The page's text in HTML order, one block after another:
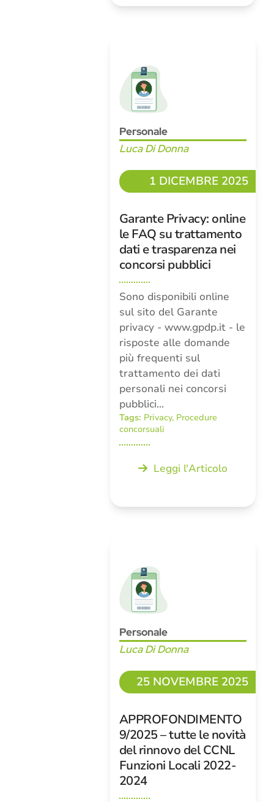
Personale
Luca Di Donna
1 DICEMBRE 2025
Garante Privacy: online
le FAQ su trattamento
dati e trasparenza nei
concorsi pubblici
Sono disponibili online
sul sito del Garante
privacy - www.gpdp.it - le
risposte alle domande
più frequenti sul
trattamento dei dati
personali nei concorsi
pubblici…
Tags: Privacy, Procedure
concorsuali
Leggi l'Articolo
Personale
Luca Di Donna
25 NOVEMBRE 2025
APPROFONDIMENTO
9/2025 – tutte le novità
del rinnovo del CCNL
Funzioni Locali 2022-
2024